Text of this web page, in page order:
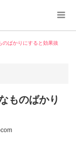
のばかりにすると効果抜
ものばかり